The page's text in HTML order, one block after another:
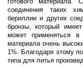
соединения таких
бериллии и других
бронзы, который
может применяться в
материала очень
1%. Благодаря этому
типа для литья